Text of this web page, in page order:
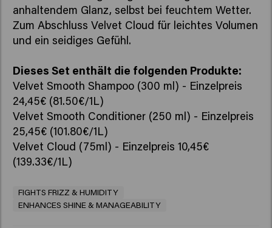
anhaltendem Glanz, selbst bei feuchtem Wetter.
Zum Abschluss Velvet Cloud für leichtes Volumen
Dieses Set enthält die folgenden Produkte:
Velvet Smooth Shampoo (300 ml) - Einzelpreis
24,45€ (81.50€/1L)
Velvet Smooth Conditioner (250 ml) - Einzelpreis
25,45€ (101.80€/1L)
Velvet Cloud (75ml) - Einzelpreis 10,45€
(139.33€/1L)
FIGHTS FRIZZ & HUMIDITY
ENHANCES SHINE & MANAGEABILITY